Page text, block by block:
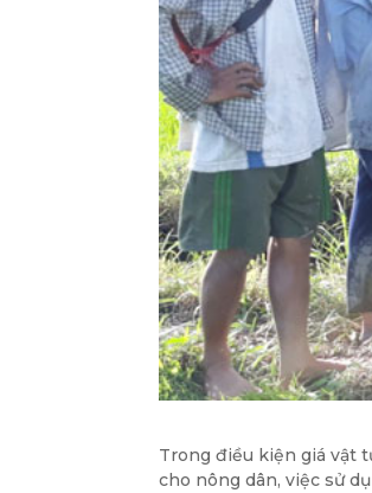
Trong điều kiện giá vật
cho nông dân, việc sử